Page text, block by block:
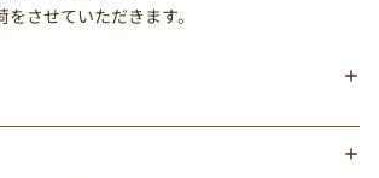
させていただきます。